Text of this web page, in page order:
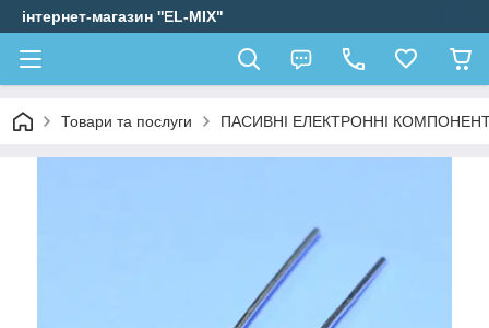
інтернет-магазин ''EL-MIX"
Товари та послуги ПАСИВНІ ЕЛЕКТРОННІ